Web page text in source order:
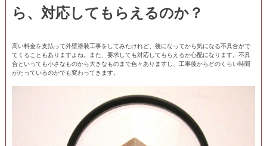
ら、対応してもらえるのか？
高い料金を支払って外壁塗装工事をしてみたけれど、後になってから気になる不具合がで
てくることもありますよね。また、要求しても対応してもらえるか心配になります。不具
合といっても小さなものから大きなものまで色々ありますし、工事後からどのくらい時間
がたっているのかでも変わってきます。